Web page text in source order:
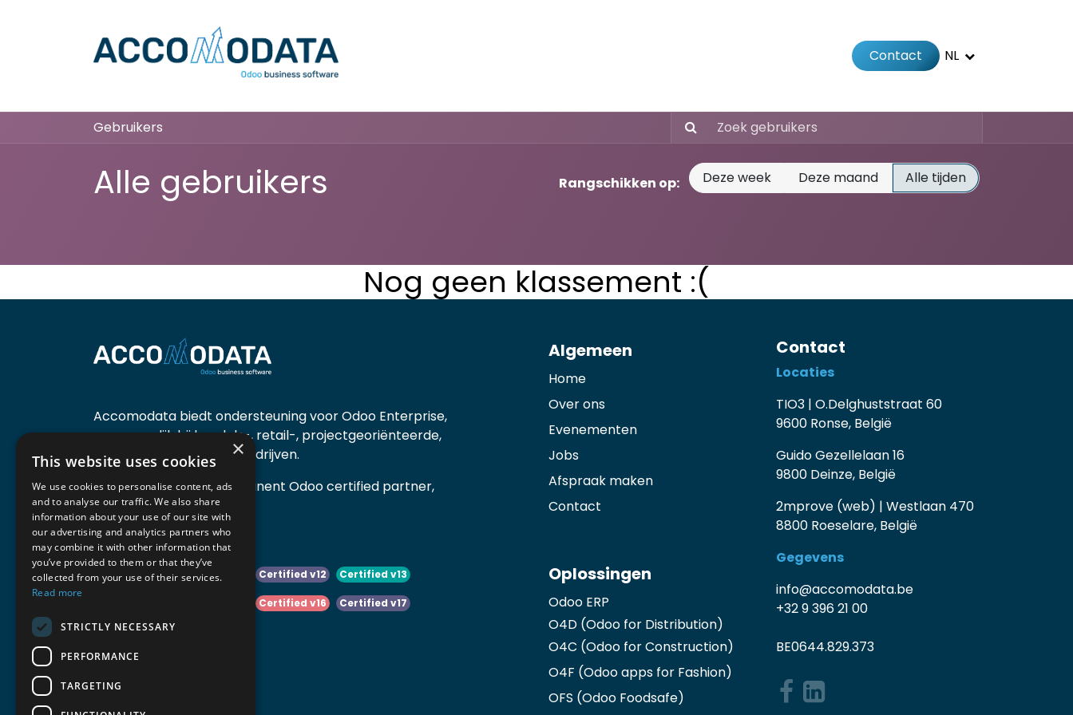
Contact NL
Gebruikers
Alle gebruikers Rangschikken op: Deze week Deze maand Alle tijden
Nog geen klassement :(
Accomodata biedt ondersteuning voor Odoo Enterprise,
voornamelijk bij handels-, retail-, projectgeoriënteerde,
diensten- en productiebedrijven.
Accomodata is een prominent Odoo certified partner,
actief in België.
Certified v10 Certified v11 Certified v12 Certified v13
Certified v16 Certified v17
Certified v18
Algemeen
Home
Over ons
Evenementen
Jobs
Afspraak maken
Contact
Oplossingen
Odoo ERP
O4D (Odoo for Distribution)
O4C (Odoo for Construction)
O4F (Odoo apps for Fashion)
OFS (Odoo Foodsafe)
Contact
Locaties
TIO3 | O.Delghuststraat 60
9600 Ronse, België
Guido Gezellelaan 16
9800 Deinze, België
2mprove (web) | Westlaan 470
8800 Roeselare, België
Gegevens
info@accomodata.be
+32 9 396 21 00
BE0644.829.373
×
This website uses cookies
We use cookies to personalise content, ads
and to analyse our traffic. We also share
information about your use of our site with
our advertising and analytics partners who
may combine it with other information that
you’ve provided to them or that they’ve
collected from your use of their services.
Read more
STRICTLY NECESSARY
PERFORMANCE
TARGETING